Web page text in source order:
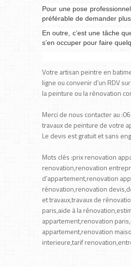
Pour une pose
préférable de demander
En outre, c’est une tâche
s’en occuper pour faire
Votre artisan peintre en
ligne ou convenir d’un RDV
la peinture ou la rénovation
Merci de nous contacter au
travaux de peinture de votre
Le devis est gratuit et sans
Mots clés :prix renovation
renovation,renovation
d’appartement,renovation
rénovation,renovation
et travaux,travaux de
paris,aide à la
appartement,renovation
appartement,renovation
interieure,tarif